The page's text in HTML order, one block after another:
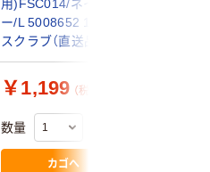
用)FSC014/ネイビ
ー/L 5008652 1枚
スクラブ（直送品）
￥1,199 （税込）
数量
カゴへ